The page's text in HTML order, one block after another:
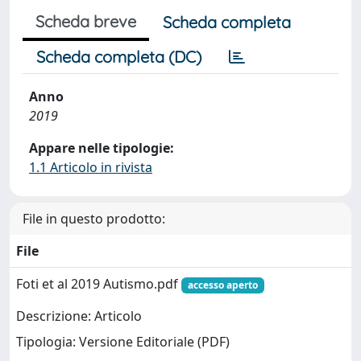
Scheda breve
Scheda completa
Scheda completa (DC)
Anno
2019
Appare nelle tipologie:
1.1 Articolo in rivista
File in questo prodotto:
File
Foti et al 2019 Autismo.pdf
accesso aperto
Descrizione: Articolo
Tipologia: Versione Editoriale (PDF)